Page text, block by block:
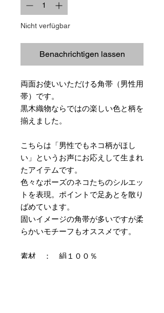
Nicht verfügbar
Benachrichtigen lassen
両面お使いいただける角帯（男性用
帯）です。
黒木織物ならではの楽しい色と柄を
揃えました。
こちらは「男性でもネコ柄がほし
い」というお声にお応えして生まれ
たアイテムです。
色々なポーズのネコたちのシルエッ
トを表現。ポイントで足あとを散り
ばめています。
固いイメージの角帯が多いですが柔
らかいモチーフもオススメです。
素材 ： 絹１００％